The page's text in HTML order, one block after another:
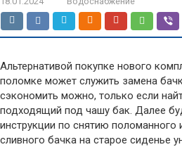
Альтернативой покупке нового
поломке может служить замена
сэкономить можно, только если
подходящий под чашу бак. Далее
инструкции по снятию поломанного
сливного бачка на старое сиденье